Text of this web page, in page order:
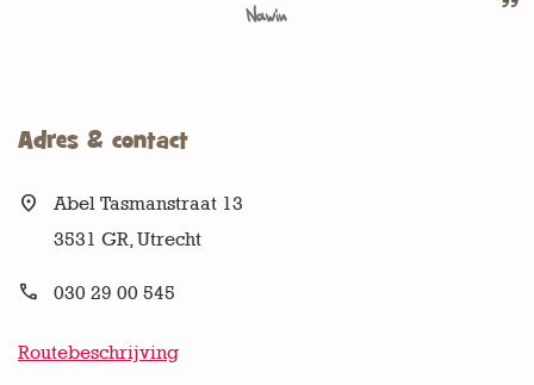
Nawin
Adres & contact

Abel Tasmanstraat 13
3531 GR, Utrecht
 030 29 00 545
Routebeschrijving